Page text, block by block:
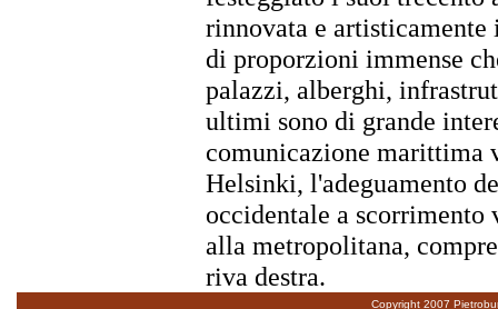
rinnovata e
di proporzioni immense
palazzi, alberghi,
ultimi sono di grande
comunicazione marittima
Helsinki, l'adeguamento
occidentale a
alla metropolitana,
riva destra.
Copyright 2007